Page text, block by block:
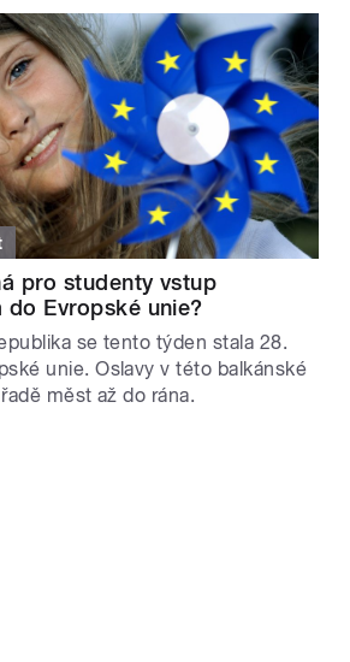
pro studenty vstup
do Evropské unie?
se tento týden stala 28.
unie. Oslavy v této balkánské
měst až do rána.